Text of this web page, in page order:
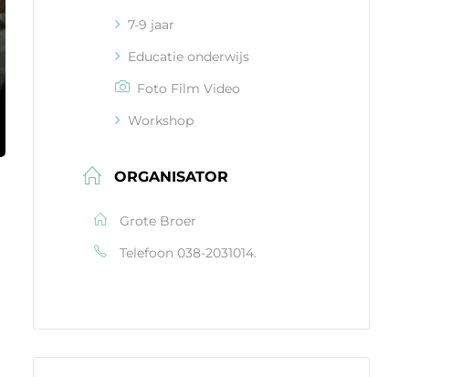
7-9 jaar
Educatie onderwijs
Foto Film Video
Workshop
ORGANISATOR
Grote Broer
Telefoon 038-2031014.